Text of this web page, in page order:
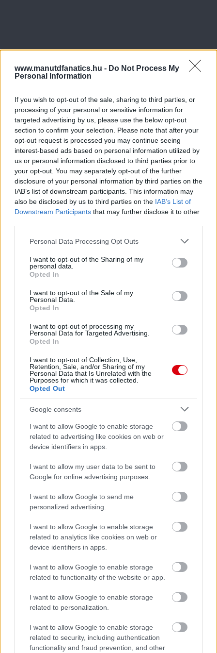
www.manutdfanatics.hu - Do Not Process My
Personal Information
If you wish to opt-out of the sale, sharing to third parties, or
processing of your personal or sensitive information for
targeted advertising by us, please use the below opt-out
section to confirm your selection. Please note that after your
opt-out request is processed you may continue seeing
interest-based ads based on personal information utilized by
us or personal information disclosed to third parties prior to
your opt-out. You may separately opt-out of the further
disclosure of your personal information by third parties on the
IAB’s list of downstream participants. This information may
also be disclosed by us to third parties on the IAB’s List of
Downstream Participants that may further disclose it to other
Please note that this website/app uses one or more Google
not limited to your visit or usage behaviour. You may click to
grant or deny consent to Google and its third-party tags to
use your data for below specified purposes in below Google
consent section.
Personal Data Processing Opt Outs
I want to opt-out of the Sharing of my
personal data.
Opted In
I want to opt-out of the Sale of my
Personal Data.
Opted In
I want to opt-out of processing my
Personal Data for Targeted Advertising.
Opted In
I want to opt-out of Collection, Use,
Retention, Sale, and/or Sharing of my
Personal Data that Is Unrelated with the
Purposes for which it was collected.
Opted Out
Google consents
I want to allow Google to enable storage
related to advertising like cookies on web or
device identifiers in apps.
I want to allow my user data to be sent to
Google for online advertising purposes.
I want to allow Google to send me
personalized advertising.
I want to allow Google to enable storage
related to analytics like cookies on web or
device identifiers in apps.
I want to allow Google to enable storage
related to functionality of the website or app.
I want to allow Google to enable storage
related to personalization.
I want to allow Google to enable storage
related to security, including authentication
functionality and fraud prevention, and other
Meccs Center
Manchester United
Nya Ullevi, Göteborg
2026-08-08 17:00
1 nap 3 óra 22 perc 28 másodperc
AC MilanvsManchester United2026-08-15 18:00
ELŐZŐ MÉRKŐZÉSEK
Támogatás
Támogasd adományoddal
a ManUtdFanatics.hu működését!